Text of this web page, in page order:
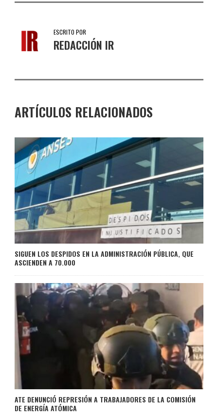
ESCRITO POR
REDACCIÓN IR
ARTÍCULOS RELACIONADOS
SIGUEN LOS DESPIDOS EN LA ADMINISTRACIÓN PÚBLICA, QUE
ASCIENDEN A 70.000
ATE DENUNCIÓ REPRESIÓN A TRABAJADORES DE LA COMISIÓN
DE ENERGÍA ATÓMICA